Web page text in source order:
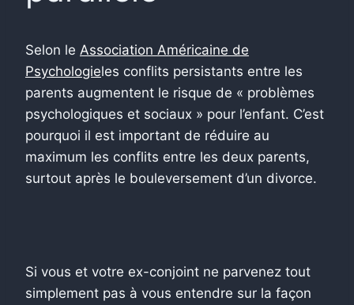
Selon le Association Américaine de
Psychologieles conflits persistants entre les
parents augmentent le risque de « problèmes
psychologiques et sociaux » pour l’enfant. C’est
pourquoi il est important de réduire au
maximum les conflits entre les deux parents,
surtout après le bouleversement d’un divorce.
Si vous et votre ex-conjoint ne parvenez tout
simplement pas à vous entendre sur la façon